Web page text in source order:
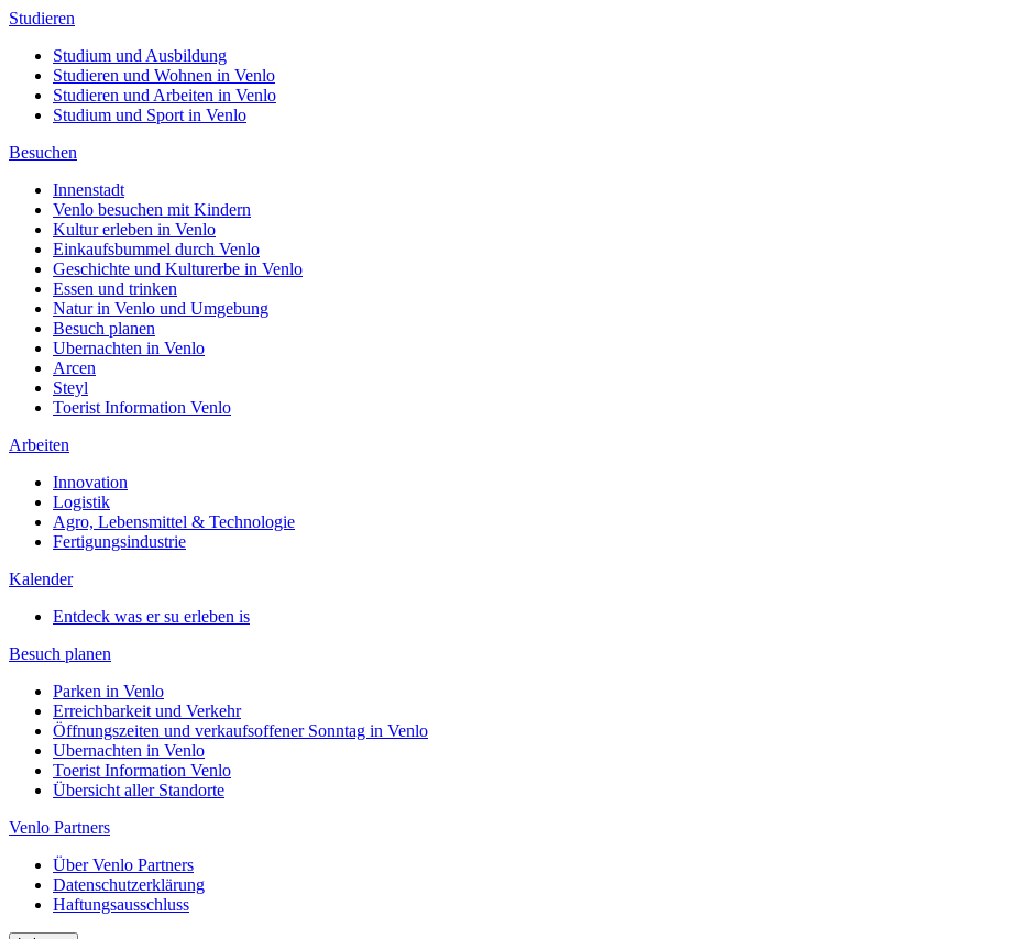
Studieren
Studium und Ausbildung
Studieren und Wohnen in Venlo
Studieren und Arbeiten in Venlo
Studium und Sport in Venlo
Besuchen
Innenstadt
Venlo besuchen mit Kindern
Kultur erleben in Venlo
Einkaufsbummel durch Venlo
Geschichte und Kulturerbe in Venlo
Essen und trinken
Natur in Venlo und Umgebung
Besuch planen
Ubernachten in Venlo
Arcen
Steyl
Toerist Information Venlo
Arbeiten
Innovation
Logistik
Agro, Lebensmittel & Technologie
Fertigungsindustrie
Kalender
Entdeck was er su erleben is
Besuch planen
Parken in Venlo
Erreichbarkeit und Verkehr
Öffnungszeiten und verkaufsoffener Sonntag in Venlo
Ubernachten in Venlo
Toerist Information Venlo
Übersicht aller Standorte
Venlo Partners
Über Venlo Partners
Datenschutzerklärung
Haftungsausschluss